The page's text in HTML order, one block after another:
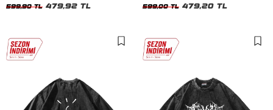
599,90 TL 479,92 TL 599,00 TL 479,20 TL